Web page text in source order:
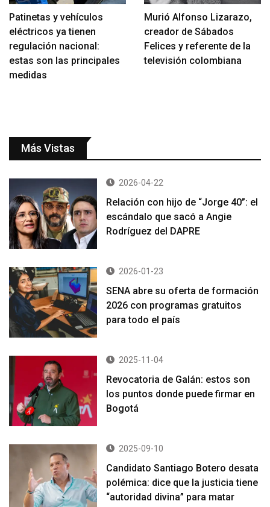
Patinetas y vehículos
eléctricos ya tienen
regulación nacional:
estas son las principales
medidas
Murió Alfonso Lizarazo,
creador de Sábados
Felices y referente de la
televisión colombiana
Más Vistas
2026-04-22
Relación con hijo de “Jorge 40”: el
escándalo que sacó a Angie
Rodríguez del DAPRE
2026-01-23
SENA abre su oferta de formación
2026 con programas gratuitos
para todo el país
2025-11-04
Revocatoria de Galán: estos son
los puntos donde puede firmar en
Bogotá
2025-09-10
Candidato Santiago Botero desata
polémica: dice que la justicia tiene
“autoridad divina” para matar